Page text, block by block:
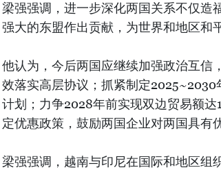
梁强强调，进一步深化两国关系不仅造
强大的东盟作出贡献，为世界和地区和
他认为，今后两国应继续加强政治互信
效落实高层协议；抓紧制定
计划；力争2028年前实现双边贸易额
定优惠政策，鼓励两国企业对两国具有
梁强强调，越南与印尼在国际和地区组